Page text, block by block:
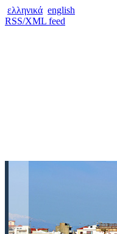
ελληνικά english
RSS/XML feed